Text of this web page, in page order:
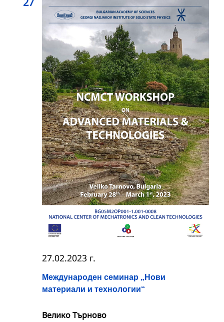
Международен семинар „Нови
материали и технологии“
27.02.2023 г.
Велико Търново